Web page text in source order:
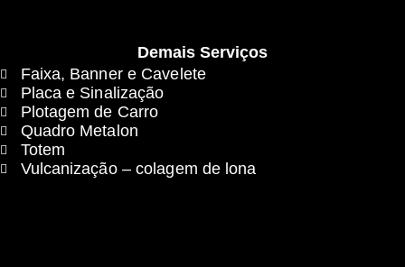
Demais Serviços
Faixa, Banner e Cavelete
Placa e Sinalização
Plotagem de Carro
Quadro Metalon
Totem
Vulcanização – colagem de lona